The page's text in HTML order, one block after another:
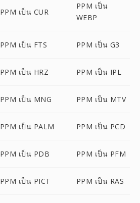
PPM เป็น CUR
PPM เป็น
WEBP
PPM เป็น FTS PPM เป็น G3
PPM เป็น HRZ PPM เป็น IPL
PPM เป็น MNG PPM เป็น MTV
PPM เป็น PALM PPM เป็น PCD
PPM เป็น PDB PPM เป็น PFM
PPM เป็น PICT PPM เป็น RAS